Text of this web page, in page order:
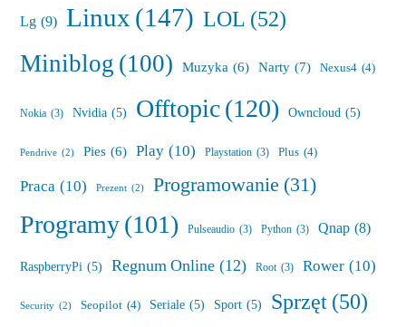
Lg (9) Linux(147) LOL (52)
Miniblog (100) Muzyka (6) Narty (7) Nexus4 (4)
Nokia (3) Nvidia (5) Offtopic(120) Owncloud (5)
Pendrive (2) Pies (6) Play (10) Playstation (3) Plus (4)
Praca (10) Prezent (2) Programowanie (31)
Programy(101) Pulseaudio (3) Python (3) Qnap (8)
RaspberryPi (5) Regnum Online (12) Root (3) Rower (10)
Security (2) Seopilot (4) Seriale (5) Sport (5) Sprzęt(50)